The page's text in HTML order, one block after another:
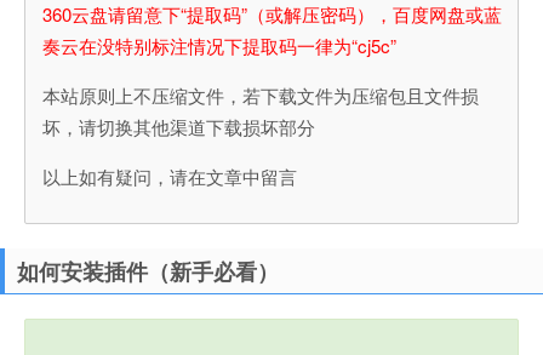
360云盘请留意下“提取码”（或解压密码），百度网盘或蓝
奏云在没特别标注情况下提取码一律为“cj5c”
本站原则上不压缩文件，若下载文件为压缩包且文件损
坏，请切换其他渠道下载损坏部分
以上如有疑问，请在文章中留言
如何安装插件（新手必看）